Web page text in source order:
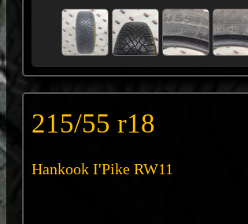
215/55 r18
Hankook I'Pike RW11